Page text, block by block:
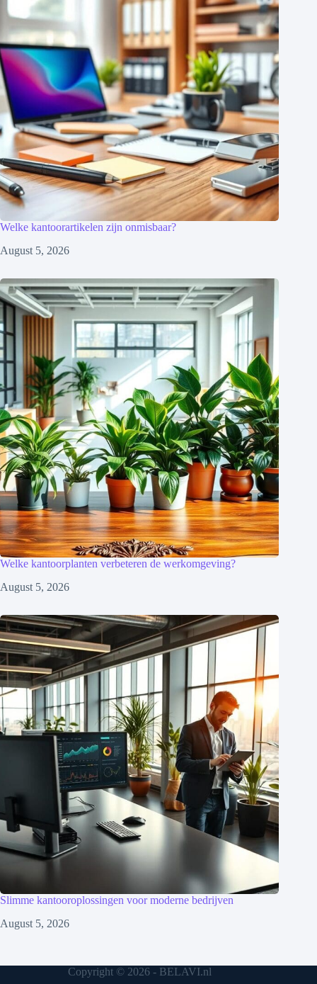
Welke kantoorartikelen zijn onmisbaar?
August 5, 2026
Welke kantoorplanten verbeteren de werkomgeving?
August 5, 2026
Slimme kantooroplossingen voor moderne bedrijven
August 5, 2026
Copyright © 2026 - BELAVI.nl